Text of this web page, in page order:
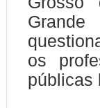
os
públicas